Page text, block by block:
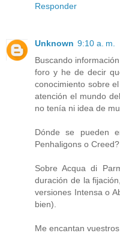
Responder
Unknown 9:10 a. m.
Buscando
foro y he de decir
conocimiento sobre
atención el mundo
no tenía ni idea de
Dónde se pueden
Penhaligons o Creed?
Sobre Acqua di
duración de la
versiones Intensa o
bien).
Me encantan